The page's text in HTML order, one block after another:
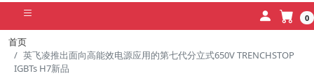
0
首页
英飞凌推出面向高能效电源应用的第七代分立式650V TRENCHSTOP
IGBTs H7新品